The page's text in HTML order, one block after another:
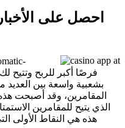
احصل على
المقامرين، وقد أصبحت
الذي يتيح للمقامرين
هذه هي النقاط الأولى